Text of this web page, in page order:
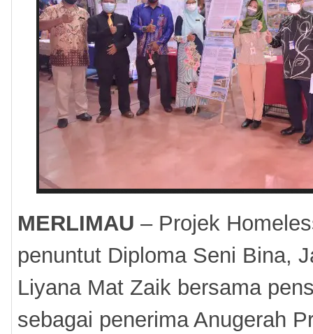
MERLIMAU – Projek
penuntut Diploma Seni Bina,
Liyana Mat Zaik bersama
sebagai penerima Anugerah